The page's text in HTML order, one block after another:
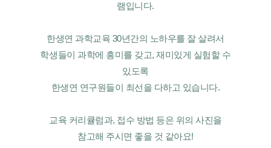
램입니다.
한생연 과학교육 30년간의 노하우를 잘 살려서
학생들이 과학에 흥미를 갖고, 재미있게 실험할 수
있도록
한생연 연구원들이 최선을 다하고 있습니다.
교육 커리큘럼과, 접수 방법 등은 위의 사진을
참고해 주시면 좋을 것 같아요!